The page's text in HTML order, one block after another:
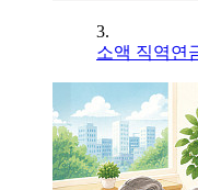
3.
소액 직역연